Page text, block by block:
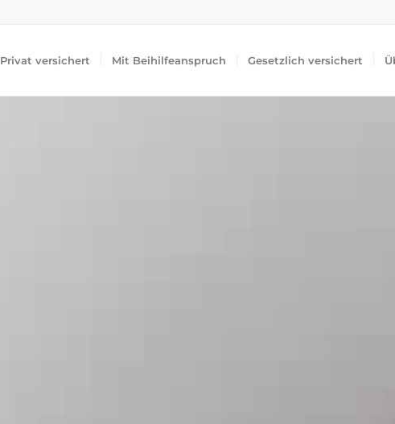
Privat versichert Mit Beihilfeanspruch Gesetzlich versichert